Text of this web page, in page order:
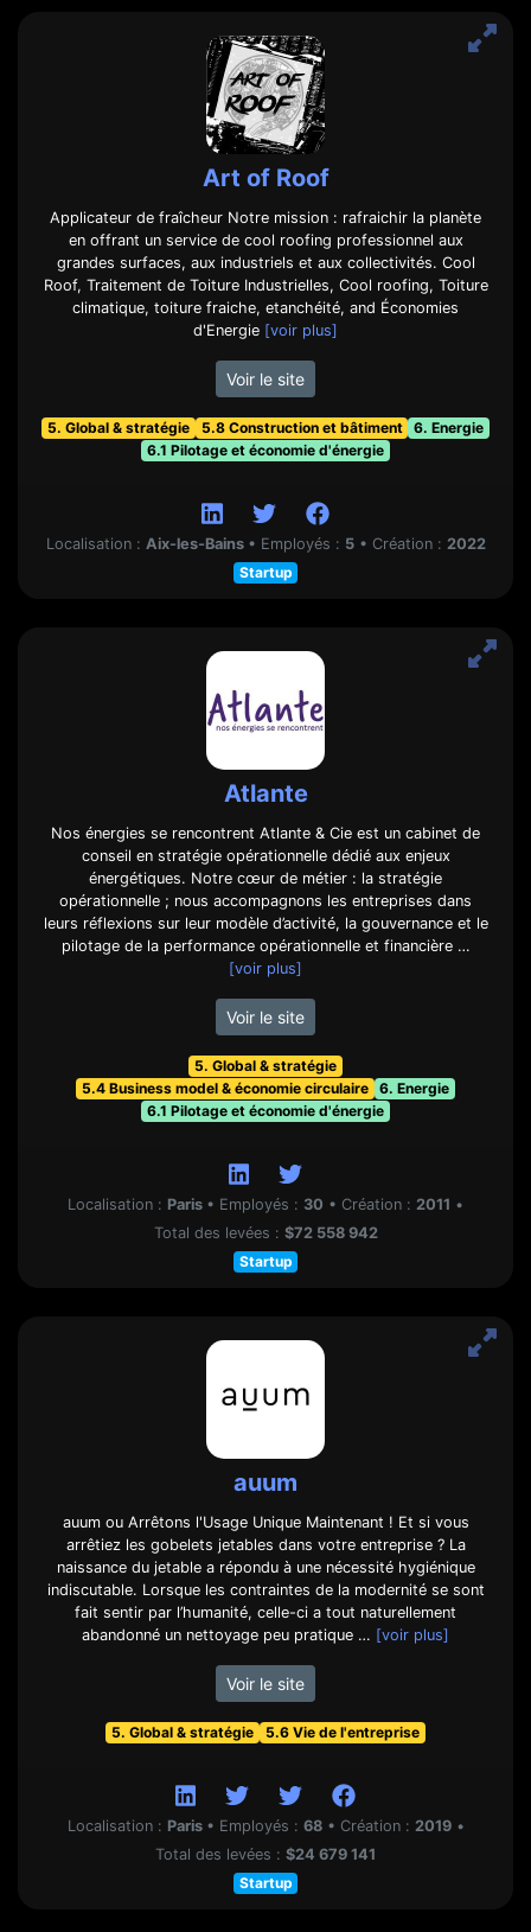
Art of Roof
Applicateur de fraîcheur Notre mission : rafraichir la planète
en offrant un service de cool roofing professionnel aux
grandes surfaces, aux industriels et aux collectivités. Cool
Roof, Traitement de Toiture Industrielles, Cool roofing, Toiture
climatique, toiture fraiche, etanchéité, and Économies
d'Energie [voir plus]
Voir le site
5. Global & stratégie 5.8 Construction et bâtiment
6. Energie
6.1 Pilotage et économie d'énergie
Localisation : Aix-les-Bains • Employés : 5 • Création : 2022
Startup
Atlante
Nos énergies se rencontrent Atlante & Cie est un cabinet de
conseil en stratégie opérationnelle dédié aux enjeux
énergétiques. Notre cœur de métier : la stratégie
opérationnelle ; nous accompagnons les entreprises dans
leurs réflexions sur leur modèle d’activité, la gouvernance et le
pilotage de la performance opérationnelle et financière …
[voir plus]
Voir le site
5. Global & stratégie
5.4 Business model & économie circulaire
6. Energie
6.1 Pilotage et économie d'énergie
Localisation : Paris • Employés : 30 • Création : 2011 •
Total des levées : $72 558 942
Startup
auum
auum ou Arrêtons l'Usage Unique Maintenant ! Et si vous
arrêtiez les gobelets jetables dans votre entreprise ? La
naissance du jetable a répondu à une nécessité hygiénique
indiscutable. Lorsque les contraintes de la modernité se sont
fait sentir par l’humanité, celle-ci a tout naturellement
abandonné un nettoyage peu pratique … [voir plus]
Voir le site
5. Global & stratégie 5.6 Vie de l'entreprise
Localisation : Paris • Employés : 68 • Création : 2019 •
Total des levées : $24 679 141
Startup